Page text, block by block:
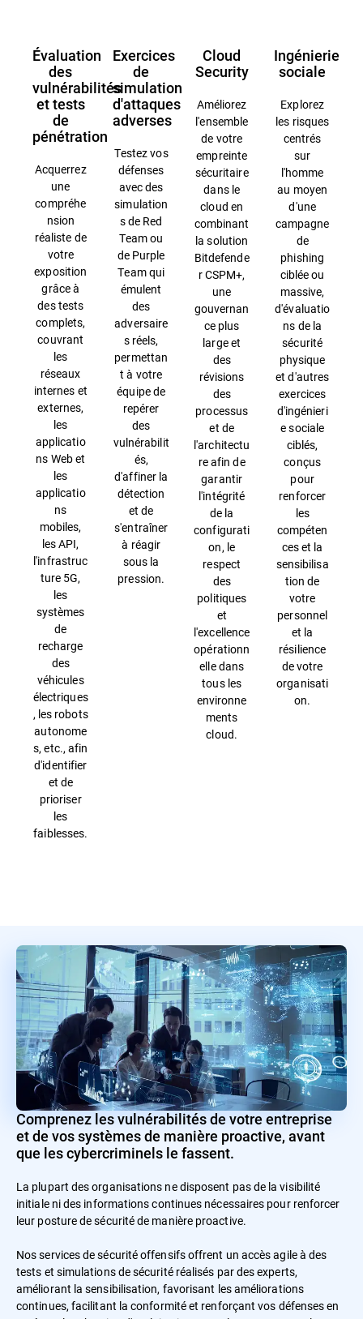
Évaluation
des
vulnérabilités
et tests
de
pénétration
Acquerrez
une
compréhe
nsion
réaliste de
votre
exposition
grâce à
des tests
complets,
couvrant
les
réseaux
internes et
externes,
les
applicatio
ns Web et
les
applicatio
ns
mobiles,
les API,
l'infrastruc
ture 5G,
les
systèmes
de
recharge
des
véhicules
électriques
, les robots
autonome
s, etc., afin
d'identifier
et de
prioriser
les
faiblesses.
Exercices
de
simulation
d'attaques
adverses
Testez vos
défenses
avec des
simulation
s de Red
Team ou
de Purple
Team qui
émulent
des
adversaire
s réels,
permettan
t à votre
équipe de
repérer
des
vulnérabilit
és,
d'affiner la
détection
et de
s'entraîner
à réagir
sous la
pression.
Cloud
Security
Améliorez
l'ensemble
de votre
empreinte
sécuritaire
dans le
cloud en
combinant
la solution
Bitdefende
r CSPM+,
une
gouvernan
ce plus
large et
des
révisions
des
processus
et de
l'architectu
re afin de
garantir
l'intégrité
de la
configurati
on, le
respect
des
politiques
et
l'excellence
opérationn
elle dans
tous les
environne
ments
cloud.
Ingénierie
sociale
Explorez
les risques
centrés
sur
l'homme
au moyen
d'une
campagne
de
phishing
ciblée ou
massive,
d'évaluatio
ns de la
sécurité
physique
et d'autres
exercices
d'ingénieri
e sociale
ciblés,
conçus
pour
renforcer
les
compéten
ces et la
sensibilisa
tion de
votre
personnel
et la
résilience
de votre
organisati
on.
Comprenez les vulnérabilités de votre entreprise
et de vos systèmes de manière proactive, avant
que les cybercriminels le fassent.
La plupart des organisations ne disposent pas de la visibilité
initiale ni des informations continues nécessaires pour renforcer
leur posture de sécurité de manière proactive.
Nos services de sécurité offensifs offrent un accès agile à des
tests et simulations de sécurité réalisés par des experts,
améliorant la sensibilisation, favorisant les améliorations
continues, facilitant la conformité et renforçant vos défenses en